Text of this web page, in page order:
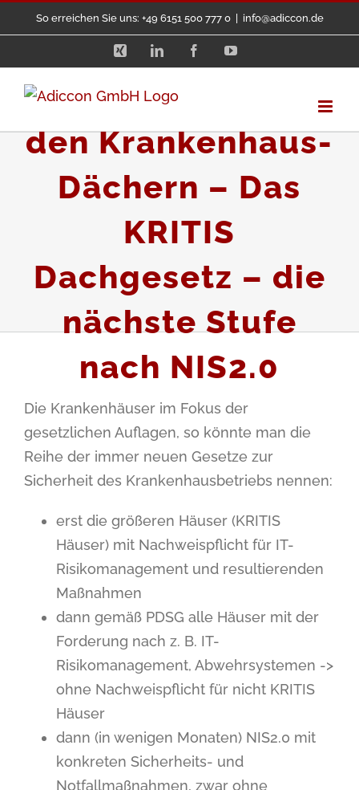
Inhalt
So erreichen Sie uns: +49 6151 500 777 0 info@adiccon.de
Xing LinkedIn FacebookYouTube
Sicherheit über
den Krankenhaus-
Dächern – Das
KRITIS
Dachgesetz – die
nächste Stufe
nach NIS2.0
Die Krankenhäuser im Fokus der
gesetzlichen Auflagen, so könnte man die
Reihe der immer neuen Gesetze zur
Sicherheit des Krankenhausbetriebs nennen:
erst die größeren Häuser (KRITIS
Häuser) mit Nachweispflicht für IT-
Risikomanagement und resultierenden
Maßnahmen
dann gemäß PDSG alle Häuser mit der
Forderung nach z. B. IT-
Risikomanagement, Abwehrsystemen ->
ohne Nachweispflicht für nicht KRITIS
Häuser
dann (in wenigen Monaten) NIS2.0 mit
konkreten Sicherheits- und
Notfallmaßnahmen, zwar ohne